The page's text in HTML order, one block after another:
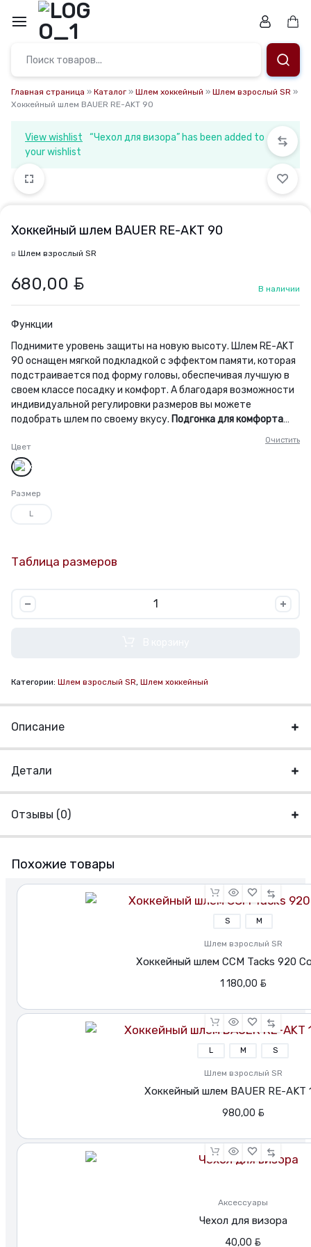
Перейти
содержимому
Магазин.
Заточка
ремонт,
подарочные
сертификаты.
Доставка
по
Беларуси.
Главная страница » Каталог » Шлем хоккейный » Шлем взрослый SR »
Хоккейный шлем BAUER RE-AKT 90
View wishlist
“Чехол для визора” has been added to
your wishlist
Хоккейный шлем BAUER RE-AKT 90
в Шлем взрослый SR
680,00 BYN В наличии
Функции
Поднимите уровень защиты на новую высоту. Шлем RE-AKT
90 оснащен мягкой подкладкой с эффектом памяти, которая
подстраивается под форму головы, обеспечивая лучшую в
своем классе посадку и комфорт. А благодаря возможности
индивидуальной регулировки размеров вы можете
подобрать шлем по своему вкусу. Подгонка для комфорта
уменьшая негативное пространство и повышая комфорт,
обеспечивая необходимый уровень защиты при небольшом
весе.
FreeForm позволяет независимо изменять длину и ширину
Цвет
Белый
Размер
L
Очистить
Таблица размеров
90
количество
Категории: Шлем взрослый SR, Шлем хоккейный
Описание
Детали
Отзывы (0)
Похожие товары
S M
Шлем взрослый SR
Хоккейный шлем CCM Tacks 920
1 180,00 BYN
L M S
Шлем взрослый SR
Хоккейный шлем BAUER RE-AKT
980,00 BYN
Аксессуары
Чехол для визора
40,00 BYN